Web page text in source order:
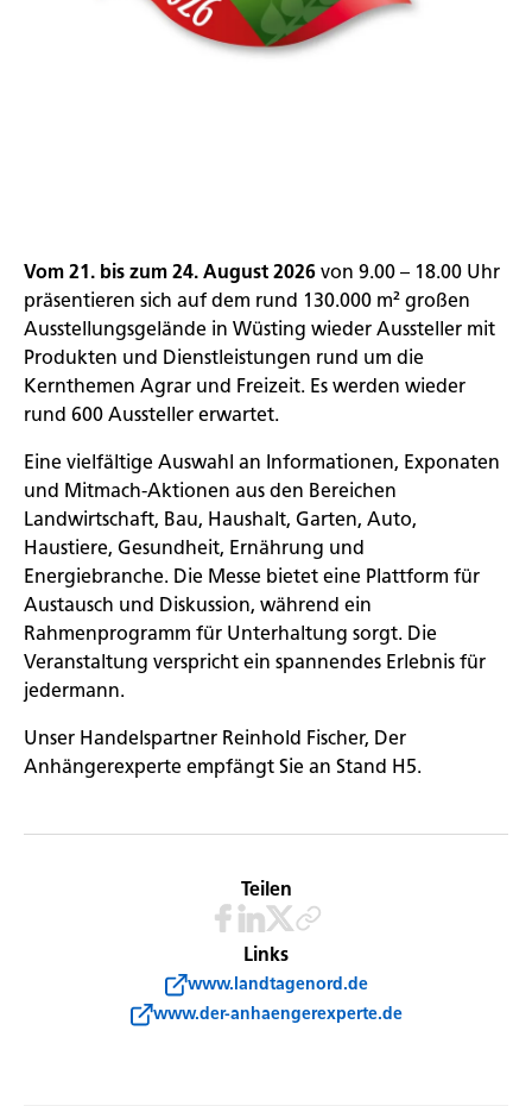
Vom 21. bis zum 24. August 2026 von 9.00 – 18.00 Uhr
präsentieren sich auf dem rund 130.000 m² großen
Ausstellungsgelände in Wüsting wieder Aussteller mit
Produkten und Dienstleistungen rund um die
Kernthemen Agrar und Freizeit. Es werden wieder
rund 600 Aussteller erwartet.
Eine vielfältige Auswahl an Informationen, Exponaten
und Mitmach-Aktionen aus den Bereichen
Landwirtschaft, Bau, Haushalt, Garten, Auto,
Haustiere, Gesundheit, Ernährung und
Energiebranche. Die Messe bietet eine Plattform für
Austausch und Diskussion, während ein
Rahmenprogramm für Unterhaltung sorgt. Die
Veranstaltung verspricht ein spannendes Erlebnis für
jedermann.
Unser Handelspartner Reinhold Fischer, Der
Anhängerexperte empfängt Sie an Stand H5.
Teilen
Links
www.landtagenord.de
www.der-anhaengerexperte.de